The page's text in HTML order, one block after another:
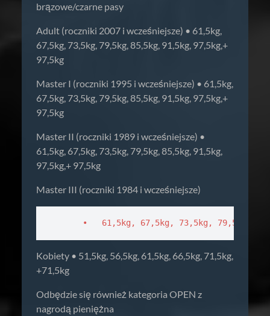
brązowe/czarne pasy
Adult (roczniki 2007 i wcześniejsze) • 61,5kg,
67,5kg, 73,5kg, 79,5kg, 85,5kg, 91,5kg, 97,5kg,+
97,5kg
Master I (roczniki 1995 i wcześniejsze) • 61,5kg,
67,5kg, 73,5kg, 79,5kg, 85,5kg, 91,5kg, 97,5kg,+
97,5kg
Master II (roczniki 1989 i wcześniejsze) •
61,5kg, 67,5kg, 73,5kg, 79,5kg, 85,5kg, 91,5kg,
97,5kg,+ 97,5kg
Master III (roczniki 1984 i wcześniejsze)
•   61,5kg, 67,5kg, 73,5kg, 79,5kg,
Kobiety • 51,5kg, 56,5kg, 61,5kg, 66,5kg, 71,5kg,
+71,5kg
Odbędzie się również kategoria OPEN z
nagrodą pieniężna